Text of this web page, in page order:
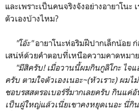
และเพราะเป็นคนจริงจังอย่างอายาโนะ
ตัวเองบ้างไหม?
"โอ๊ะ"อายาโนะห่อริมฝีปากเล็กน้อย
เสน่ห์ด้วยคำตอบที่เหนือความคาดหมาย
"มีสิครับ! เมื่อวานนี้ผมกินกูลิโกะ ไจแ
ครับ ตามใจตัวเองเนอะ~(หัวเราะ) ผม
ชอบรสสตรอเบอร์รี่มากเลยครับ กินแค่
เป็นผู้ใหญ่แล้วเนี่ยเขาคงหยุดเนอะ นี่กิ